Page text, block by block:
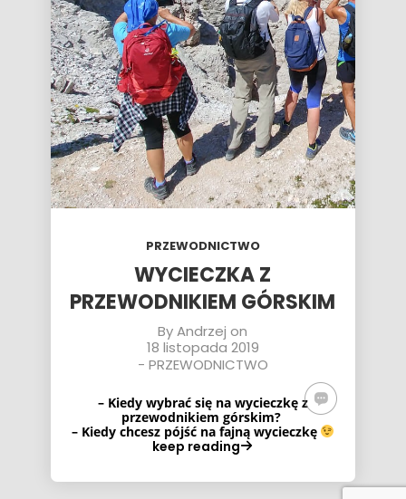
PRZEWODNICTWO
WYCIECZKA Z
PRZEWODNIKIEM GÓRSKIM
ByAndrzej on
18 listopada 2019
- PRZEWODNICTWO
– Kiedy wybrać się na wycieczkę z
przewodnikiem górskim?
– Kiedy chcesz pójść na fajną wycieczkę
keep reading